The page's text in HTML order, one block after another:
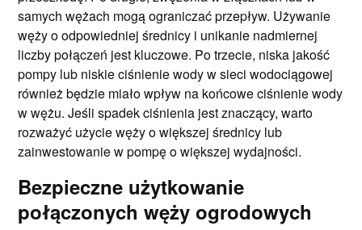
samych wężach mogą ograniczać przepływ. Używanie
węży o odpowiedniej średnicy i unikanie nadmiernej
liczby połączeń jest kluczowe. Po trzecie, niska jakość
pompy lub niskie ciśnienie wody w sieci wodociągowej
również będzie miało wpływ na końcowe ciśnienie wody
w wężu. Jeśli spadek ciśnienia jest znaczący, warto
rozważyć użycie węży o większej średnicy lub
zainwestowanie w pompę o większej wydajności.
Bezpieczne użytkowanie
połączonych węży ogrodowych